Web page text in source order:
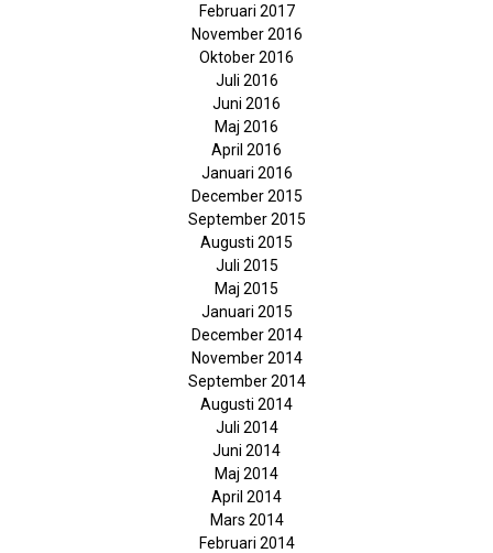
Februari 2017
November 2016
Oktober 2016
Juli 2016
Juni 2016
Maj 2016
April 2016
Januari 2016
December 2015
September 2015
Augusti 2015
Juli 2015
Maj 2015
Januari 2015
December 2014
November 2014
September 2014
Augusti 2014
Juli 2014
Juni 2014
Maj 2014
April 2014
Mars 2014
Februari 2014